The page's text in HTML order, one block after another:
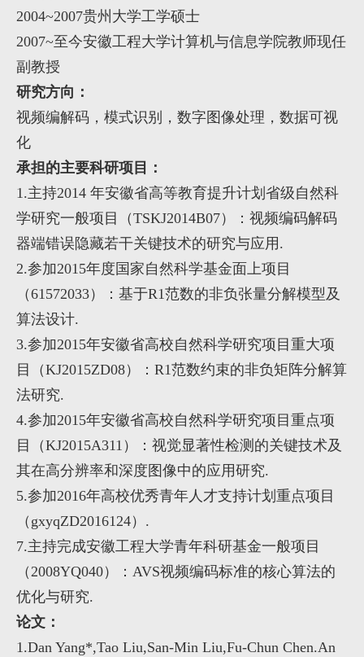
2004~2007贵州大学工学硕士
2007~至今安徽工程大学计算机与信息学院教师现任
副教授
研究方向：
视频编解码，模式识别，数字图像处理，数据可视
化
承担的主要科研项目：
1.主持2014 年安徽省高等教育提升计划省级自然科
学研究一般项目（TSKJ2014B07）：视频编码解码
器端错误隐藏若干关键技术的研究与应用 .
2.参加2015年度国家自然科学基金面上项目
（61572033）：基于R1范数的非负张量分解模型及
算法设计.
3.参加2015年安徽省高校自然科学研究项目重大项
目（KJ2015ZD08）： R1范数约束的非负矩阵分解算
法研究.
4.参加2015年安徽省高校自然科学研究项目重点项
目（KJ2015A311 ）：视觉显著性检测的关键技术及
其在高分辨率和深度图像中的应用研究.
5.参加2016年高校优秀青年人才支持计划重点项目
（ gxyqZD2016124） .
7.主持完成安徽工程大学青年科研基金一般项目
（ 2008YQ040）： AVS视频编码标准的核心算法的
优化与研究.
论文：
1.Dan Yang*,Tao Liu,San-Min Liu,Fu-Chun Chen.An